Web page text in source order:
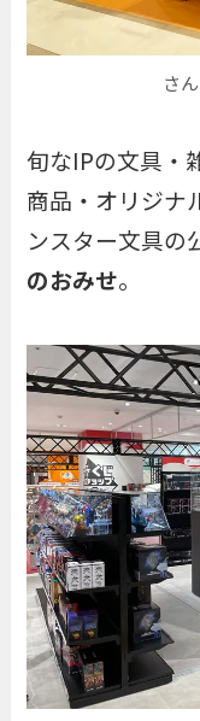
さ
旬なIPの文具・
商品・オリジナ
ンスター文具の
のおみせ。